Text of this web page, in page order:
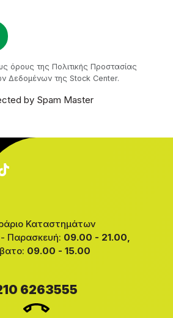
checkbox
όρους της Πολιτικής Προστασίας
Δεδομένων της Stock Center.
by Spam Master
Καταστημάτων
09.00 - 21.00,
09.00 - 15.00
6263555